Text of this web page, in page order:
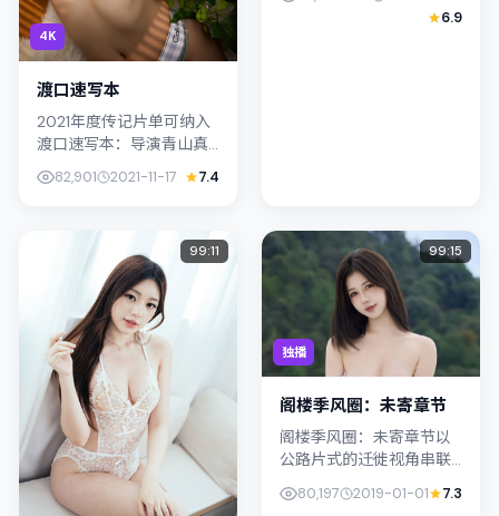
4K
渡口速写本
2021年度传记片单可纳入
渡口速写本：导演青山真
治将镜头对准韩国（釜
山）的中产困境，许光汉
索与情感救赎...
82,901 2021-11-17 7.4
主演河正宇；影片定位传
记，叙事锚定中国大陆的
6.9
99:11
独播
99:15
阁楼季风圈：未寄章节
阁楼季风圈：未寄章节以
公路片式的迁徙视角串联
刁亦男强调纪实气质与留
80,197 2019-01-01 7.3